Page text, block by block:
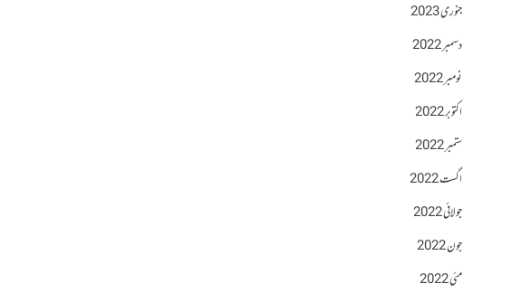
جنوری 2023
دسمبر 2022
نومبر 2022
اکتوبر 2022
ستمبر 2022
اگست 2022
جولائی 2022
جون 2022
مئی 2022